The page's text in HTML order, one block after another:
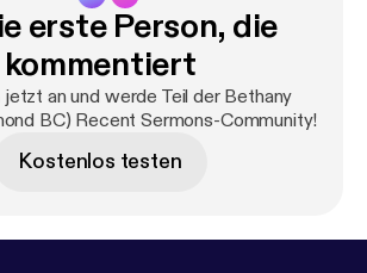
erste Person, die
kommentiert
an und werde Teil der Bethany
BC) Recent Sermons-Community!
Kostenlos testen